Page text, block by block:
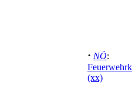
· NÖ:
(xx)